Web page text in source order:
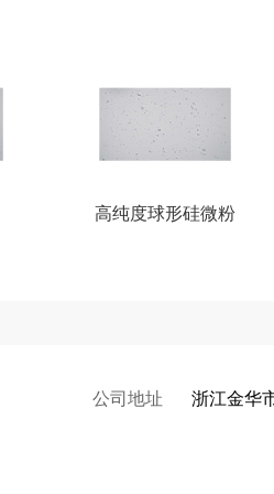
高纯度球形硅微粉
公司地址 浙江金华